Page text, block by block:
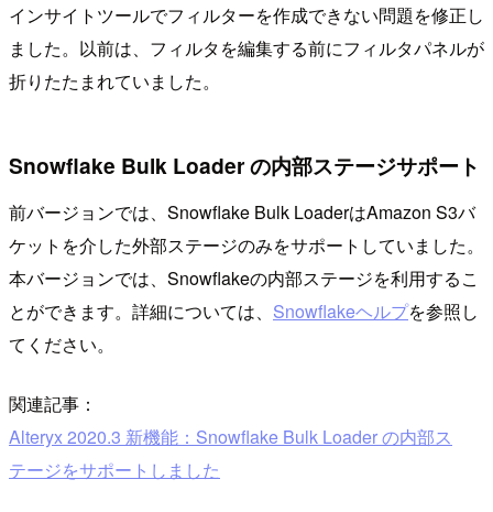
インサイトツールでフィルターを作成できない問題を修正し
ました。以前は、フィルタを編集する前にフィルタパネルが
折りたたまれていました。
Snowflake Bulk Loader の内部ステージサポート
前バージョンでは、Snowflake Bulk LoaderはAmazon S3バ
ケットを介した外部ステージのみをサポートしていました。
本バージョンでは、Snowflakeの内部ステージを利用するこ
とができます。詳細については、 Snowflakeヘルプを参照し
てください。
関連記事：
Alteryx 2020.3 新機能：Snowflake Bulk Loader の内部ス
テージをサポートしました